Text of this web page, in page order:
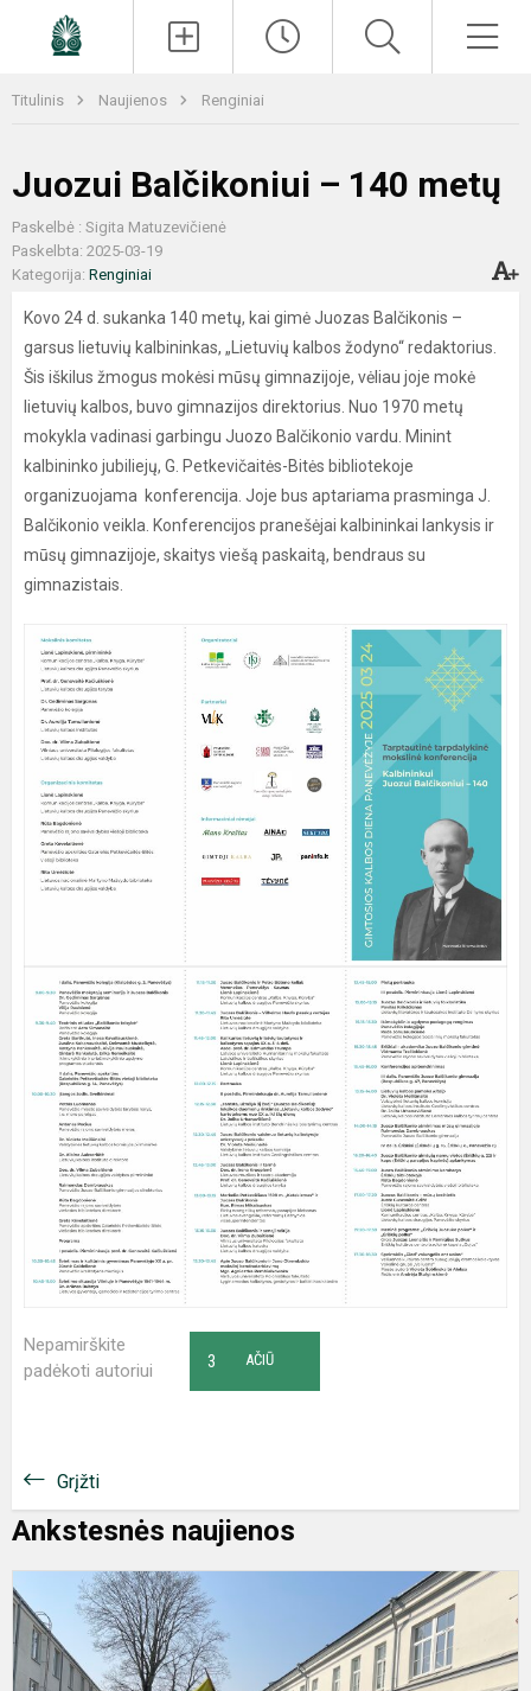
Titulinis Naujienos Renginiai
Juozui Balčikoniui – 140 metų
Paskelbė : Sigita Matuzevičienė
Paskelbta: 2025-03-19
Kategorija: Renginiai
Kovo 24 d. sukanka 140 metų, kai gimė Juozas Balčikonis –
garsus lietuvių kalbininkas, „Lietuvių kalbos žodyno“ redaktorius.
Šis iškilus žmogus mokėsi mūsų gimnazijoje, vėliau joje mokė
lietuvių kalbos, buvo gimnazijos direktorius. Nuo 1970 metų
mokykla vadinasi garbingu Juozo Balčikonio vardu. Minint
kalbininko jubiliejų, G. Petkevičaitės-Bitės bibliotekoje
organizuojama konferencija. Joje bus aptariama prasminga J.
Balčikonio veikla. Konferencijos pranešėjai kalbininkai lankysis ir
mūsų gimnazijoje, skaitys viešą paskaitą, bendraus su
gimnazistais.
Nepamirškite
padėkoti autoriui
AČIŪ
3
Grįžti
Ankstesnės naujienos